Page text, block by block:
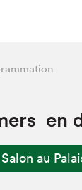
visite au
en
au